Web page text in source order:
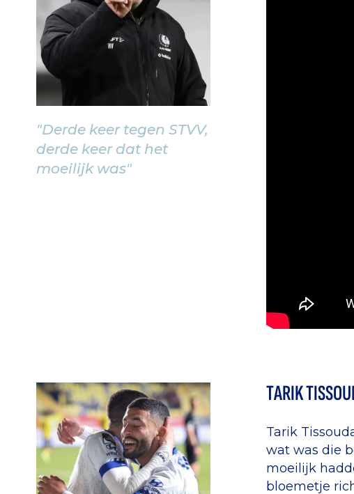
"Derde keer tegen STVV,
derde keer dat het
moeilijk was"
TARIK
Tarik
wat was die
moeilijk
bloemetje